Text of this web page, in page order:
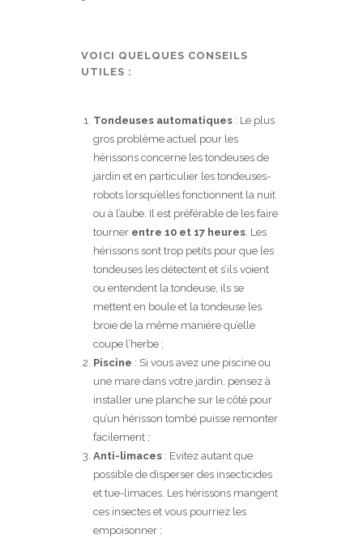
VOICI QUELQUES CONSEILS
UTILES :
Tondeuses automatiques : Le plus
gros problème actuel pour les
hérissons concerne les tondeuses de
jardin et en particulier les tondeuses-
robots lorsqu’elles fonctionnent la nuit
ou à l’aube. Il est préférable de les faire
tourner entre 10 et 17 heures. Les
hérissons sont trop petits pour que les
tondeuses les détectent et s’ils voient
ou entendent la tondeuse, ils se
mettent en boule et la tondeuse les
broie de la même manière qu’elle
coupe l’herbe ;
Piscine : Si vous avez une piscine ou
une mare dans votre jardin, pensez à
installer une planche sur le côté pour
qu’un hérisson tombé puisse remonter
facilement ;
Anti-limaces : Evitez autant que
possible de disperser des insecticides
et tue-limaces. Les hérissons mangent
ces insectes et vous pourriez les
empoisonner ;